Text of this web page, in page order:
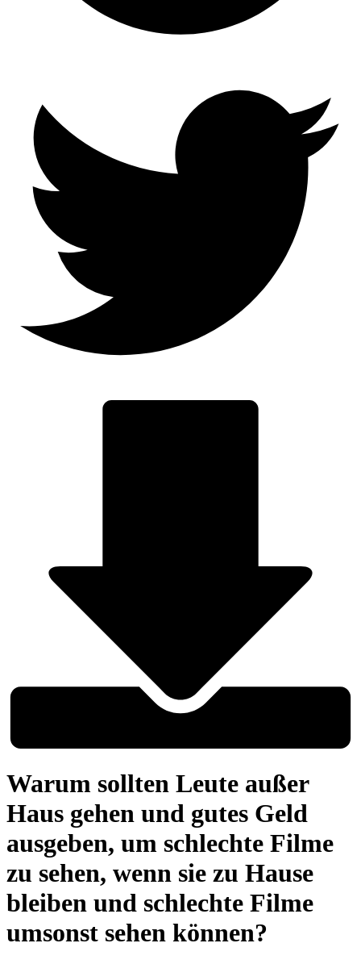
Warum sollten Leute außer
Haus gehen und gutes Geld
ausgeben, um schlechte Filme
zu sehen, wenn sie zu Hause
bleiben und schlechte Filme
umsonst sehen können?